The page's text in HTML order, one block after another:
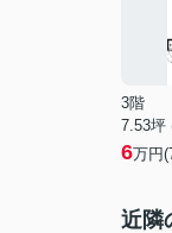
3階
7.53坪
6万円
近隣